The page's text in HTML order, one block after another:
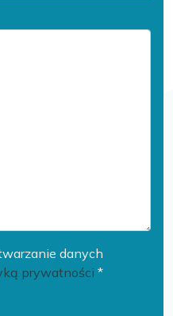
danych
prywatności *